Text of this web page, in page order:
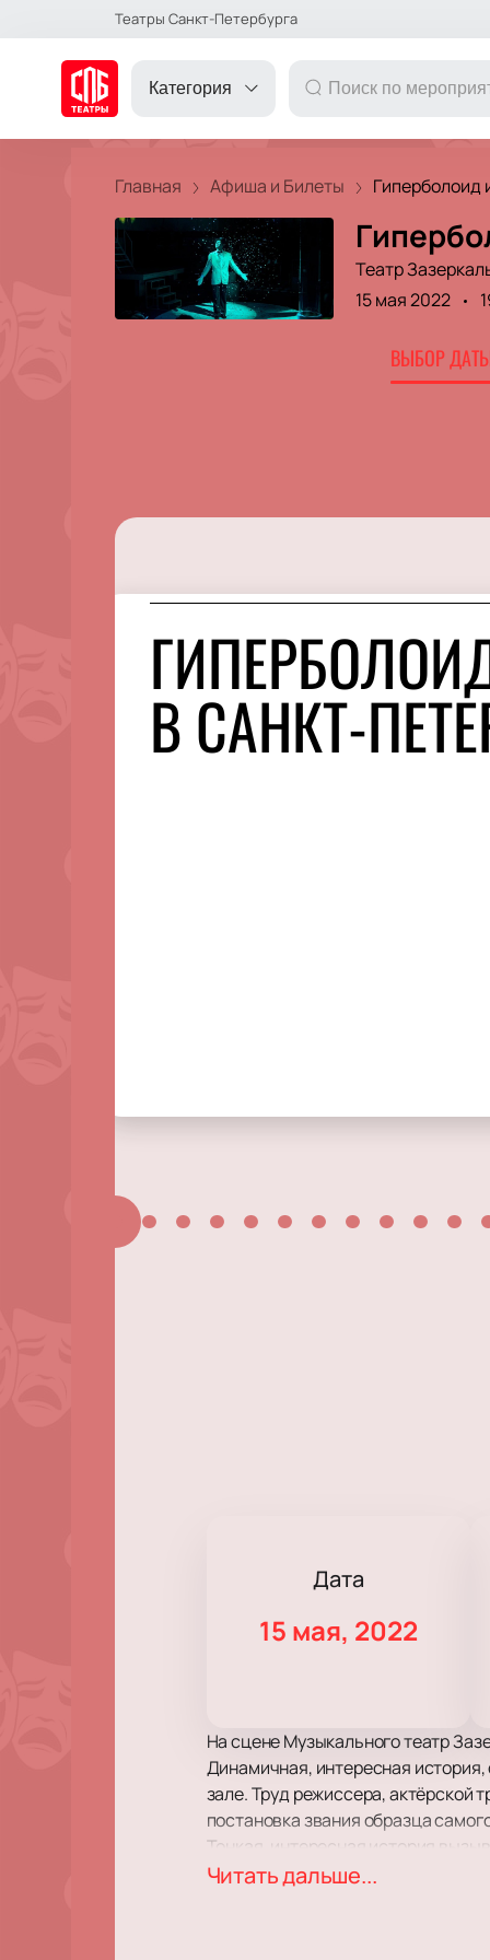
Театры Санкт-Петербурга
Категория
Главная Афиша и Билеты Гиперболоид
Театр
15 мая 2022
ВЫБОР
В САНКТ-
Дата
15 мая, 2022
На сцене Музыкального театр
Динамичная, интересная
зале. Труд режиссера, актёрской
постановка звания образца
Тонкая, интересная история
повседневных забот и
Читать дальше...